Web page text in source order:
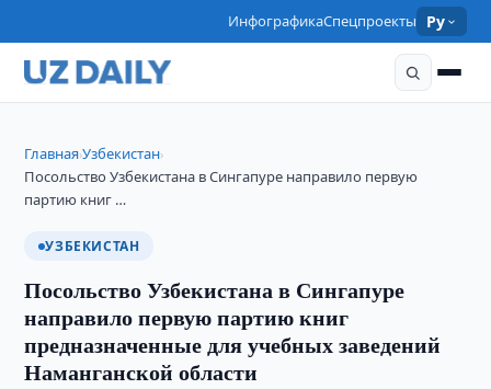
ИнфографикаСпецпроекты Ру
Главная›Узбекистан›
Посольство Узбекистана в Сингапуре направило первую
партию книг …
УЗБЕКИСТАН
Посольство Узбекистана в Сингапуре
направило первую партию книг
предназначенные для учебных заведений
Наманганской области